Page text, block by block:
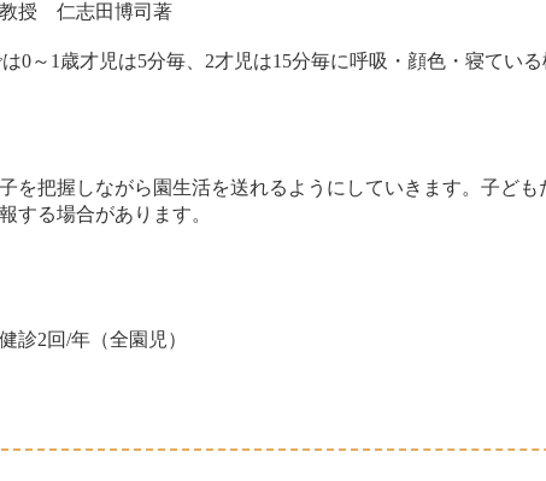
教授 仁志田博司著
0～1歳才児は5分毎、2才児は15分毎に呼吸・顔色・寝てい
を把握しながら園生活を送れるようにしていきます。子ども
する場合があります。
診2回/年（全園児）